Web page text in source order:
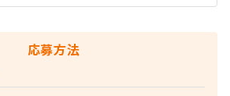
応募方法